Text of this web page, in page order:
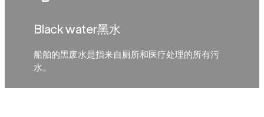
Black water黑水
船舶的黑废水是指来自厕所和医疗处理的所有污
水。